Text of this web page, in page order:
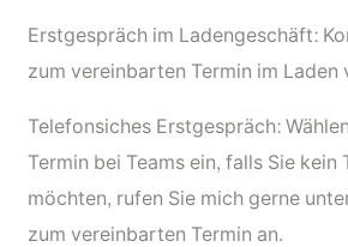
Erstgespräch im Ladengeschäft:
zum vereinbarten Termin im Laden
Telefonsiches Erstgespräch:
Termin bei Teams ein, falls Sie kein
möchten, rufen Sie mich gerne
zum vereinbarten Termin an.